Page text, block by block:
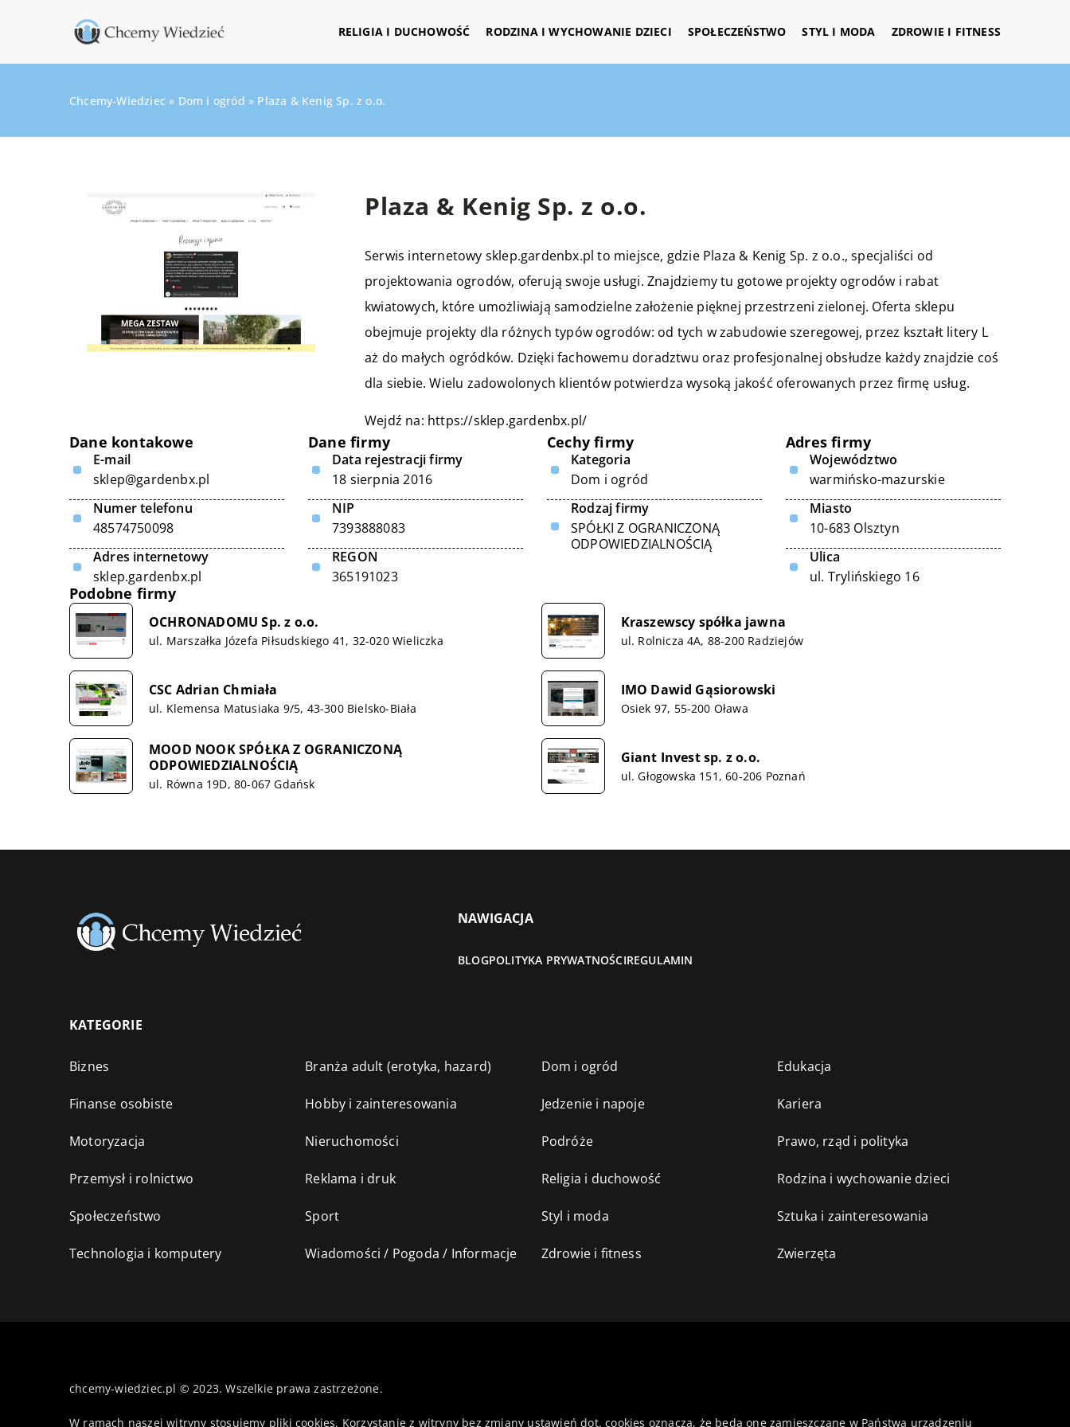
RELIGIA I DUCHOWOŚĆ RODZINA I WYCHOWANIE DZIECI SPOŁECZEŃSTWO STYL I MODA ZDROWIE I FITNESS
Chcemy-Wiedziec » Dom i ogród » Plaza & Kenig Sp. z o.o.
Plaza & Kenig Sp. z o.o.
Serwis internetowy sklep.gardenbx.pl to miejsce, gdzie Plaza & Kenig Sp. z o.o., specjaliści od
projektowania ogrodów, oferują swoje usługi. Znajdziemy tu gotowe projekty ogrodów i rabat
kwiatowych, które umożliwiają samodzielne założenie pięknej przestrzeni zielonej. Oferta sklepu
obejmuje projekty dla różnych typów ogrodów: od tych w zabudowie szeregowej, przez kształt litery L
aż do małych ogródków. Dzięki fachowemu doradztwu oraz profesjonalnej obsłudze każdy znajdzie coś
dla siebie. Wielu zadowolonych klientów potwierdza wysoką jakość oferowanych przez firmę usług.
Wejdź na: https://sklep.gardenbx.pl/
Dane kontakowe
E-mail
sklep@gardenbx.pl
Numer telefonu
48574750098
Adres internetowy
sklep.gardenbx.pl
Dane firmy
Data rejestracji firmy
18 sierpnia 2016
NIP
7393888083
REGON
365191023
Cechy firmy
Kategoria
Dom i ogród
Rodzaj firmy
SPÓŁKI Z OGRANICZONĄ
ODPOWIEDZIALNOŚCIĄ
Adres firmy
Województwo
warmińsko-mazurskie
Miasto
10-683 Olsztyn
Ulica
ul. Trylińskiego 16
Podobne firmy
OCHRONADOMU Sp. z o.o.
ul. Marszałka Józefa Piłsudskiego 41, 32-020 Wieliczka
Kraszewscy spółka jawna
ul. Rolnicza 4A, 88-200 Radziejów
CSC Adrian Chmiała
ul. Klemensa Matusiaka 9/5, 43-300 Bielsko-Biała
IMO Dawid Gąsiorowski
Osiek 97, 55-200 Oława
MOOD NOOK SPÓŁKA Z OGRANICZONĄ
ODPOWIEDZIALNOŚCIĄ
ul. Równa 19D, 80-067 Gdańsk
Giant Invest sp. z o.o.
ul. Głogowska 151, 60-206 Poznań
NAWIGACJA
BLOGPOLITYKA PRYWATNOŚCIREGULAMIN
KATEGORIE
Biznes Branża adult (erotyka, hazard) Dom i ogród Edukacja
Finanse osobiste Hobby i zainteresowania Jedzenie i napoje Kariera
Motoryzacja Nieruchomości Podróże Prawo, rząd i polityka
Przemysł i rolnictwo Reklama i druk Religia i duchowość Rodzina i wychowanie dzieci
Społeczeństwo Sport Styl i moda Sztuka i zainteresowania
Technologia i komputery Wiadomości / Pogoda / Informacje Zdrowie i fitness Zwierzęta
chcemy-wiedziec.pl © 2023. Wszelkie prawa zastrzeżone.
W ramach naszej witryny stosujemy pliki cookies. Korzystanie z witryny bez zmiany ustawień dot. cookies oznacza, że będą one zamieszczane w Państwa urządzeniu